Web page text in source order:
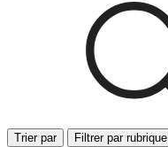
Trier par Filtrer par rubrique